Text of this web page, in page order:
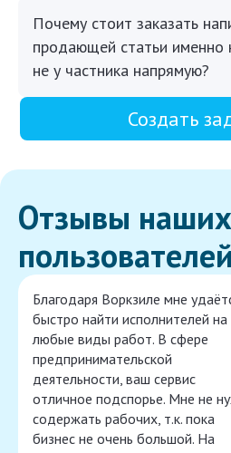
Почему стоит заказать
продающей статьи именно
не у частника напрямую?
Создать
Отзывы наших
пользователей
Благодаря Воркзиле мне
быстро найти исполнителей на
любые виды работ. В сфере
предпринимательской
деятельности, ваш сервис
отличное подспорье. Мне не
содержать рабочих, т.к. пока
бизнес не очень большой. На